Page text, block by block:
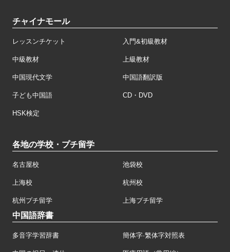
チャイナモール
レッスンチケット 入門&初級教材
中級教材 上級教材
中国現代文学 中国語翻訳版
子ども中国語 CD・DVD
HSK検定
各地の学校・プチ留学
名古屋校 池袋校
上海校 杭州校
杭州プチ留学 上海プチ留学
中国語辞書
多音字学習辞書 簡体字·繁体字対照表